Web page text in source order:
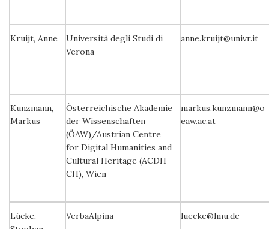
Kruijt, Anne
Università degli Studi di
Verona
anne.kruijt@univr.it
Kunzmann,
Markus
Österreichische Akademie
der Wissenschaften
(ÖAW)/Austrian Centre
for Digital Humanities and
Cultural Heritage (ACDH-
CH), Wien
markus.kunzmann@o
eaw.ac.at
Lücke,
VerbaAlpina luecke@lmu.de